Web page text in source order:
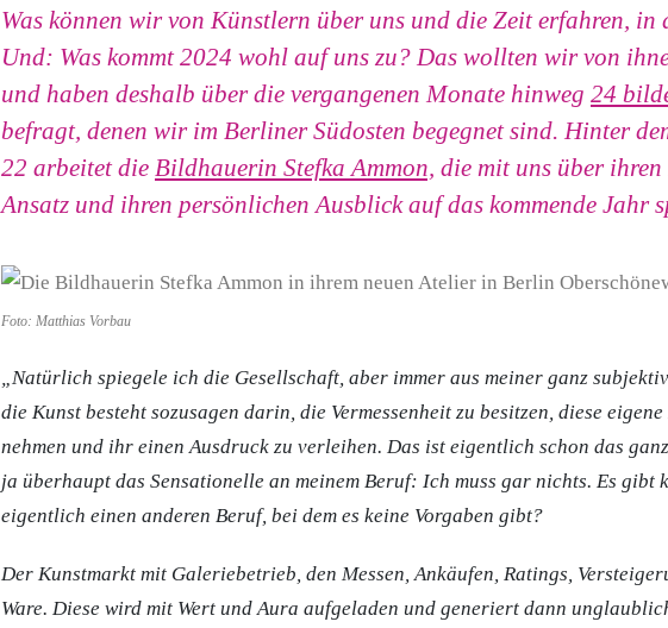
Was können wir von Künstlern über uns und die Zeit erfahren, in
Und: Was kommt 2024 wohl auf uns zu? Das wollten wir von
und haben deshalb über die vergangenen Monate hinweg 24
befragt, denen wir im Berliner Südosten begegnet sind. Hinter
22 arbeitet die Bildhauerin Stefka Ammon, die mit uns über
Ansatz und ihren persönlichen Ausblick auf das kommende Jahr
Foto: Matthias Vorbau
„Natürlich spiegele ich die Gesellschaft, aber immer aus meiner ganz
die Kunst besteht sozusagen darin, die Vermessenheit zu besitzen, diese
nehmen und ihr einen Ausdruck zu verleihen. Das ist eigentlich schon das
ja überhaupt das Sensationelle an meinem Beruf: Ich muss gar nichts. Es gibt
eigentlich einen anderen Beruf, bei dem es keine Vorgaben gibt?
Der Kunstmarkt mit Galeriebetrieb, den Messen, Ankäufen, Ratings,
Ware. Diese wird mit Wert und Aura aufgeladen und generiert dann